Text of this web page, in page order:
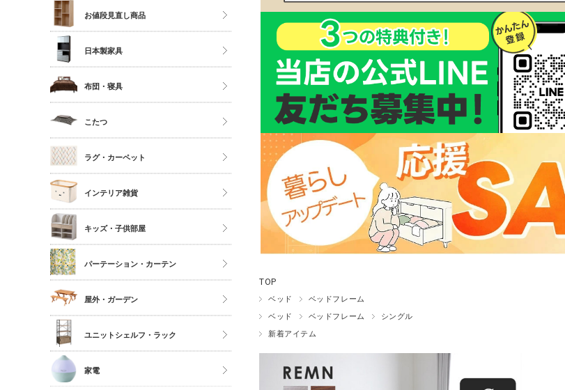
TOP
ベッド
ベッドフレーム
ベッド
ベッドフレーム
シングル
新着アイテム
センターテーブル
サイドテーブル
お値段見直し商品
日本製家具
布団・寝具
シングル
セミダブル
ダブル以上
夏物布団
冬物布団
枕・抱き枕
マットレス単品
こたつ
こたつ
こたつ布団
ラグ・カーペット
正方形
長方形
円形
キッチンマット
玄関マット
インテリア雑貨
アクセサリーケース
照明・ライト
コスメボックス
収納雑貨
玄関雑貨
キッチン雑貨
キッズ・子供部屋
パーテーション・カーテン
カーテン・ブラインド
屋外・ガーデン
ユニットシェルフ・ラック
ユニットシェルフWiLLシリーズ
ジュリオシリーズ
家電